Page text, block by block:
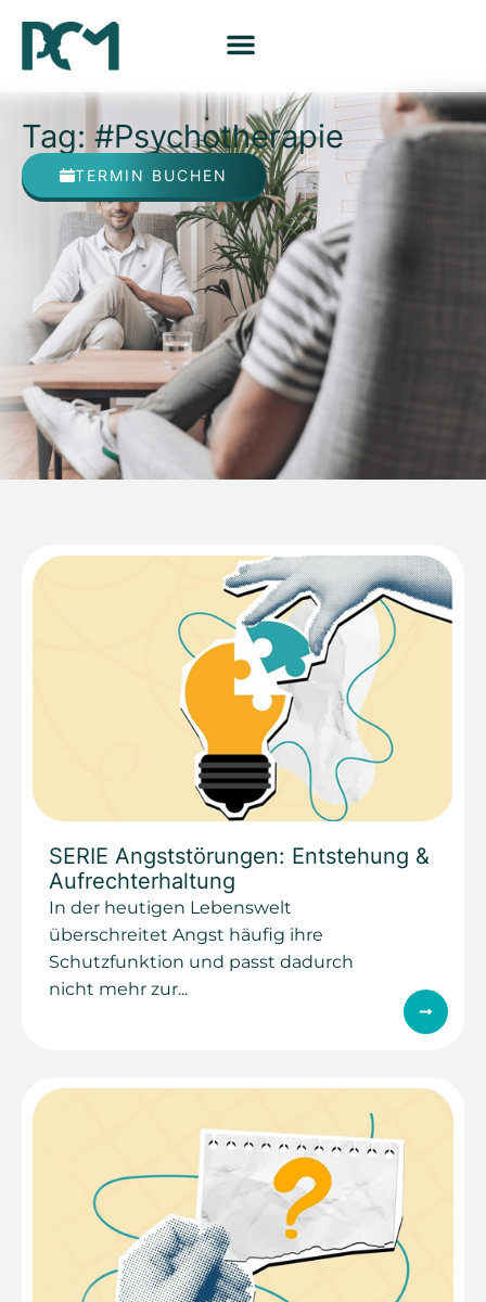
Tag: #Psychotherapie
TERMIN BUCHEN
SERIE Angststörungen: Entstehung &
Aufrechterhaltung
In der heutigen Lebenswelt
überschreitet Angst häufig ihre
Schutzfunktion und passt dadurch
nicht mehr zur...